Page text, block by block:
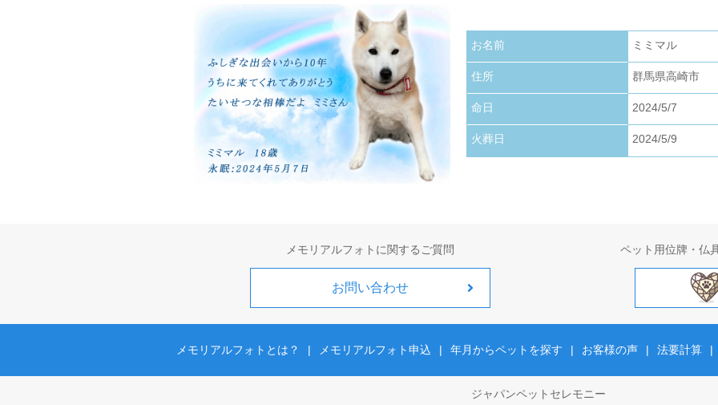
お写真アップロードいたしました。
2026.01.22
お写真アップロードいたしました。
2026.01.01
お名前 ミミマル
住所 群馬県高崎市
命日 2024/5/7
火葬日 2024/5/9
メモリアルフォトに関するご質問
お問い合わせ
ペット用位牌・仏
メモリアルフォトとは？ | メモリアルフォト申込 | 年月からペットを探す | お客様の声 | 法要計算 |
ジャパンペットセレモニー